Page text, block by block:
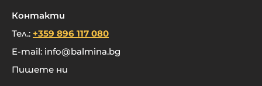
Контакти
Тел.: +359 896 117 080
E-mail: info@balmina.bg
Пишете ни